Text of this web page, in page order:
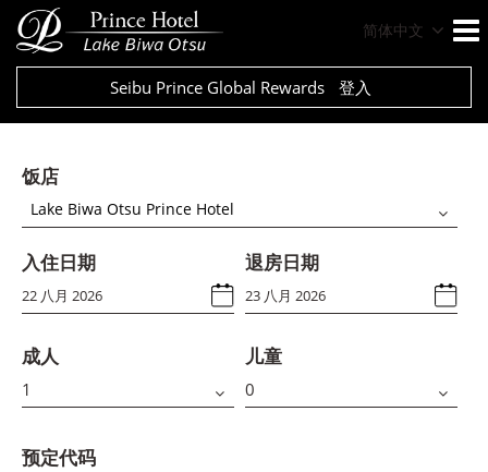
简体中文
Seibu Prince Global Rewards 登入
饭店
Lake Biwa Otsu Prince Hotel
入住日期 退房日期
成人 儿童
预定代码